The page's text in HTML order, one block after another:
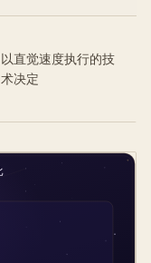
以直觉速度执行的技
术决定